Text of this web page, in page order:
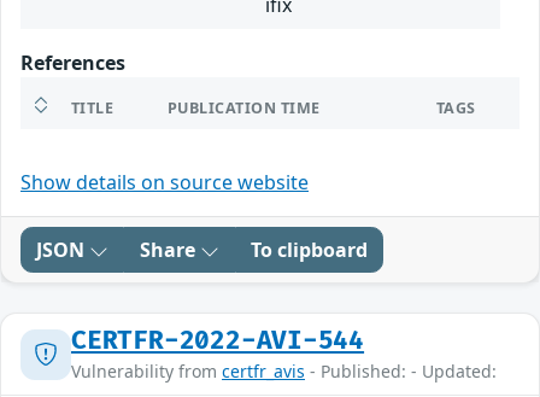
References
TITLE PUBLICATION TIME TAGS
Show details on source website
JSON Share To clipboard
CERTFR-2022-AVI-544
Vulnerability from certfr_avis - Published: - Updated: